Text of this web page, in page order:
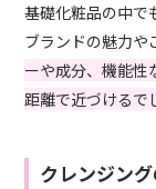
基礎化粧品の中で
ブランドの魅力や
ーや成分、機能性
距離で近づけるで
クレンジン